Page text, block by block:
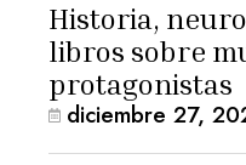
Historia,
libros sobre
protagonistas
diciembre 27,